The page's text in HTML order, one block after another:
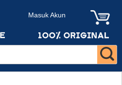
Masuk Akun